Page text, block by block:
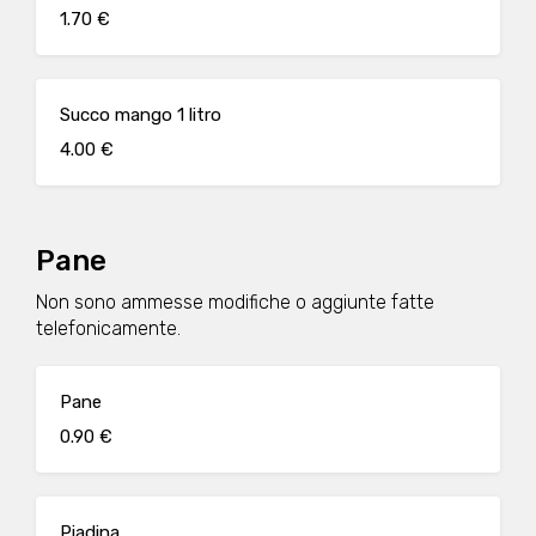
1.70 €
Succo mango 1 litro
4.00 €
Pane
Non sono ammesse modifiche o aggiunte fatte
telefonicamente.
Pane
0.90 €